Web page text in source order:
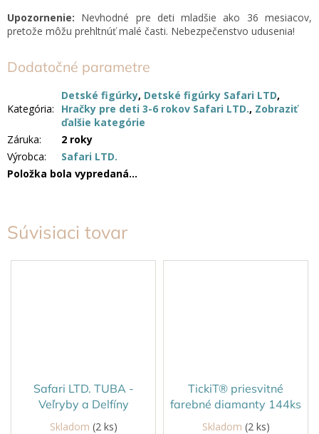
Súvisiaci tovar
Safari LTD. TUBA -
Veľryby a Delfíny
Skladom (2 ks)
TickiT® priesvitné
farebné diamanty 144ks
Skladom (2 ks)
Upozornenie: Nevhodné pre deti mladšie ako 36 mesiacov,
pretože môžu prehltnúť malé časti. Nebezpečenstvo udusenia!
Dodatočné parametre
Kategória:
Detské figúrky, Detské figúrky Safari LTD,
Hračky pre deti 3-6 rokov Safari LTD., Zobraziť
ďalšie kategórie
Záruka:
2 roky
Výrobca:
Safari LTD.
Položka bola vypredaná…